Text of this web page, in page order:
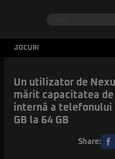
JOCURI
Un utilizator de
mărit capacitatea
internă a telefonului
GB la 64 GB
Share: